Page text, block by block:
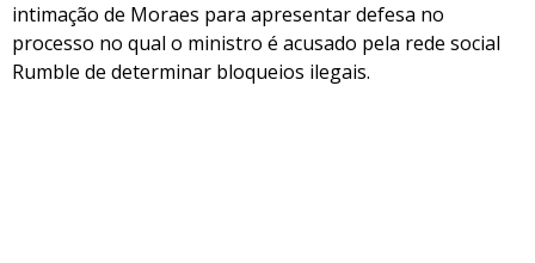
intimação de Moraes para apresentar defesa no
processo no qual o ministro é acusado pela rede social
Rumble de determinar bloqueios ilegais.